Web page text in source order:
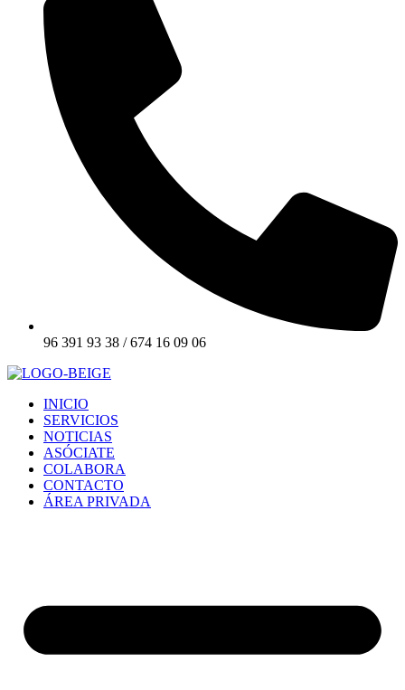
96 391 93 38 / 674 16 09 06
INICIO
SERVICIOS
NOTICIAS
ASÓCIATE
COLABORA
CONTACTO
ÁREA PRIVADA